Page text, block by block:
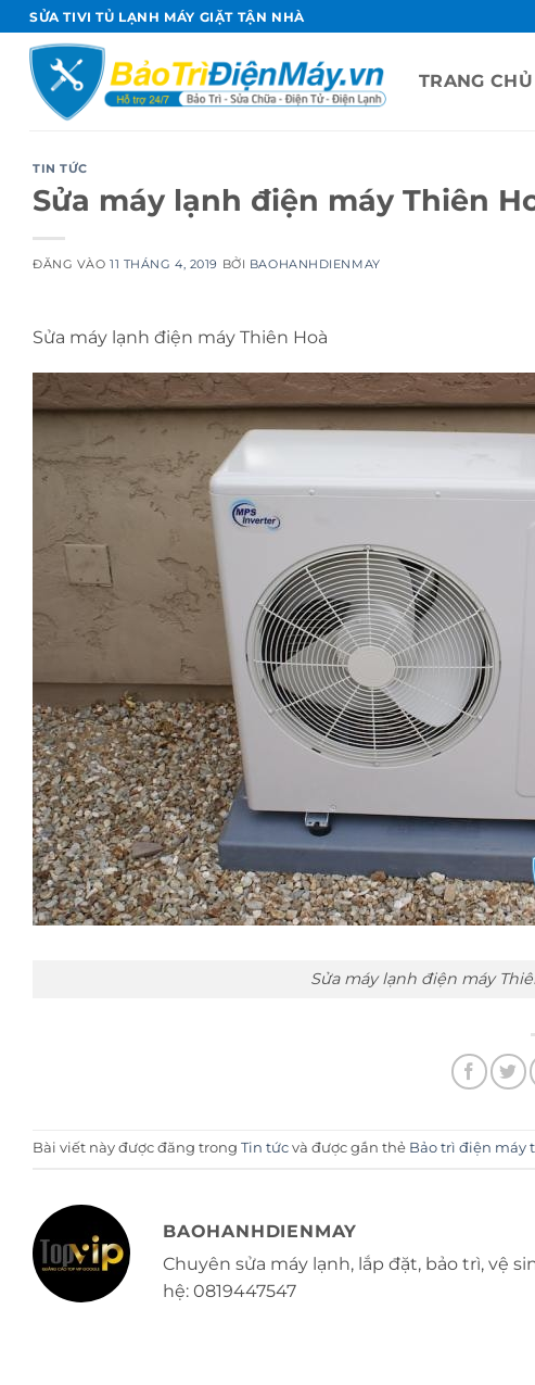
qua
dung
SỬA TIVI TỦ LẠNH MÁY GIẶT TẬN NHÀ
TRANG CHỦ
TIN TỨC
Sửa máy lạnh điện máy Thiên
ĐĂNG VÀO11 THÁNG 4, 2019 BỞI BAOHANHDIENMAY
Sửa máy lạnh điện máy Thiên Hoà
Sửa máy lạnh điện máy
Bài viết này được đăng trong Tin tức và được gắn thẻ Bảo trì điện máy
BAOHANHDIENMAY
Chuyên sửa máy lạnh, lắp đặt, bảo trì, vệ
hệ: 0819447547